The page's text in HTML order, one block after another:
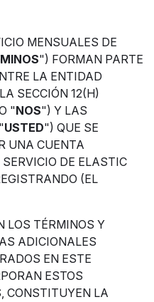
MENSUALES DE
") FORMAN PARTE
LA ENTIDAD
SECCIÓN 12(H)
"NOS") Y LAS
USTED") QUE SE
UNA CUENTA
DE ELASTIC
(EL
LOS TÉRMINOS Y
ADICIONALES
EN ESTE
ESTOS
CONSTITUYEN LA